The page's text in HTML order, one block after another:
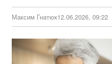
Максим Гнатюк12.06.2026, 09:22